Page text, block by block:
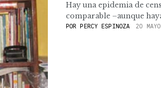
Hay una epidemia de
comparable –aunque
POR PERCY ESPINOZA 20